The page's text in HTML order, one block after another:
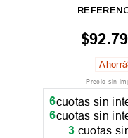
$92.
Ahorrá
Precio sin
6cuotas sin
6cuotas sin
3 cuotas